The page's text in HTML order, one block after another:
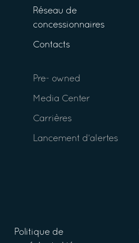
Réseau de
concessionnaires
Contacts
Pre- owned
Media Center
Carrières
Lancement d’alertes
Politique de